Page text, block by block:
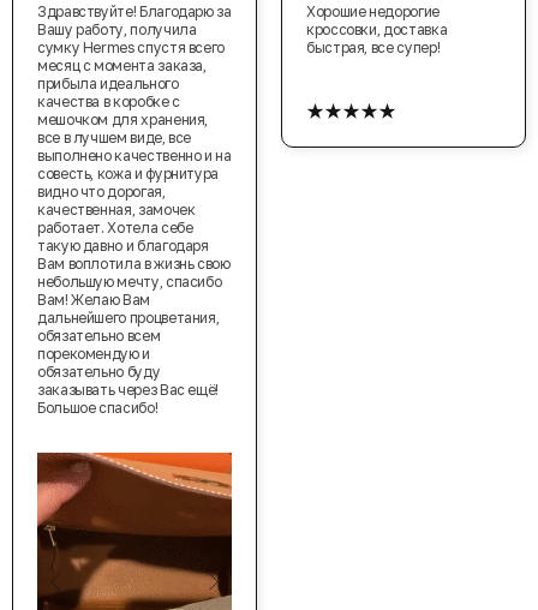
Здравствуйте! Благодарю за
Вашу работу, получила
сумку Hermes спустя всего
месяц с момента заказа,
прибыла идеального
качества в коробке с
мешочком для хранения,
все в лучшем виде, все
выполнено качественно и на
совесть, кожа и фурнитура
видно что дорогая,
качественная, замочек
работает. Хотела себе
такую давно и благодаря
Вам воплотила в жизнь свою
небольшую мечту, спасибо
Вам! Желаю Вам
дальнейшего процветания,
обязательно всем
порекомендую и
обязательно буду
заказывать через Вас ещё!
Большое спасибо!
Хорошие недорогие
кроссовки, доставка
быстрая, все супер!
★★★★★